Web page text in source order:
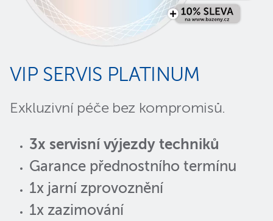
VIP SERVIS PLATINUM
Exkluzivní péče bez kompromisů.
3x servisní výjezdy techniků
Garance přednostního termínu
1x jarní zprovoznění
1x zazimování